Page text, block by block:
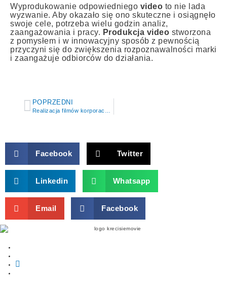
Wyprodukowanie odpowiedniego video to nie lada
wyzwanie. Aby okazało się ono skuteczne i osiągnęło
swoje cele, potrzeba wielu godzin analiz,
zaangażowania i pracy. Produkcja video stworzona
z pomysłem i w innowacyjny sposób z pewnością
przyczyni się do zwiększenia rozpoznawalności marki
i zaangażuje odbiorców do działania.
POPRZEDNI
Facebook Twitter
Linkedin Whatsapp
Email Facebook